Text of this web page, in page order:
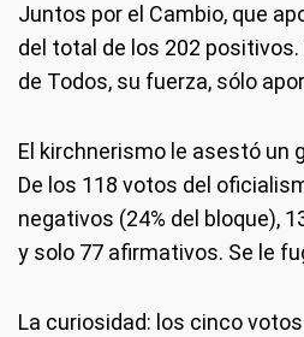
Juntos por el Cambio, que
del total de los 202
de Todos, su fuerza, sólo
El kirchnerismo le asestó un
De los 118 votos del
negativos (24% del bloque),
y solo 77 afirmativos. Se le
La curiosidad: los cinco